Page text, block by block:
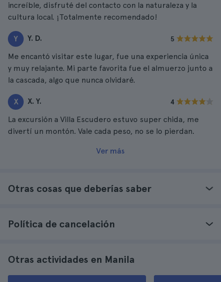
increíble, disfruté del contacto con la naturaleza y la
cultura local. ¡Totalmente recomendado!
Y Y. D. 5
Me encantó visitar este lugar, fue una experiencia única
y muy relajante. Mi parte favorita fue el almuerzo junto a
la cascada, algo que nunca olvidaré.
X X. Y. 4
La excursión a Villa Escudero estuvo super chida, me
divertí un montón. Vale cada peso, no se lo pierdan.
Ver más
Otras cosas que deberías saber
Política de cancelación
Otras actividades en Manila